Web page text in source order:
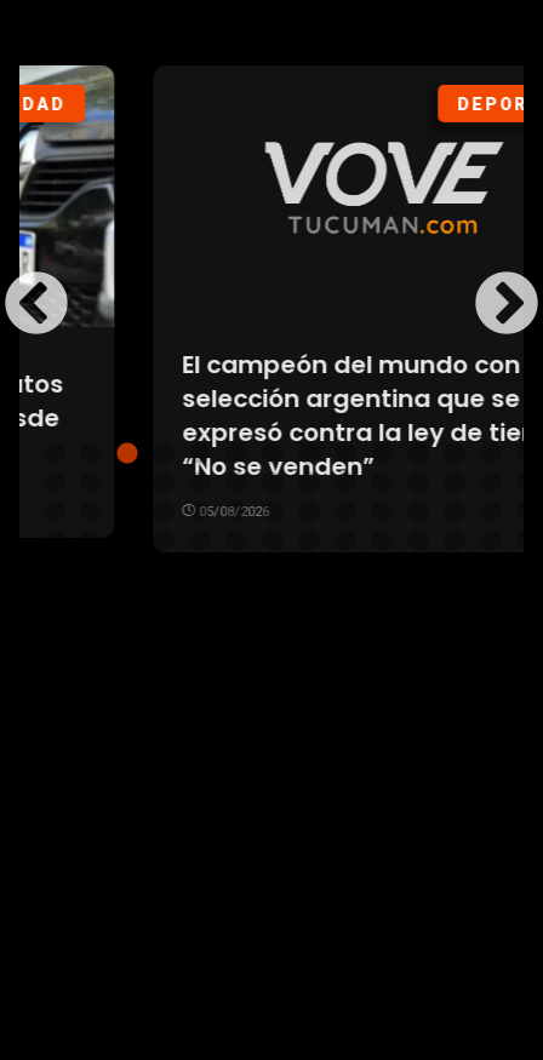
El campeón del mundo con la
selección argentina que se
expresó contra la ley de tierras:
“No se venden”